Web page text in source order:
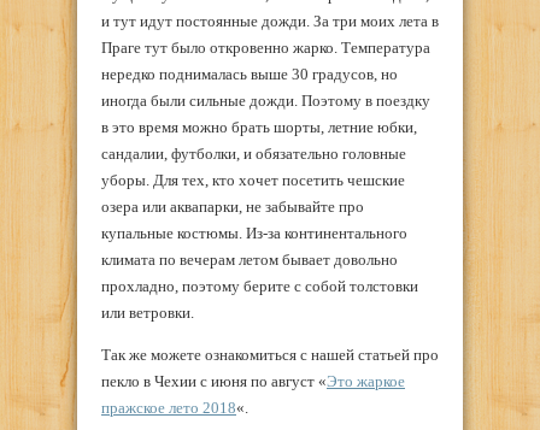
и тут идут постоянные дожди. За три моих лета в
Праге тут было откровенно жарко. Температура
нередко поднималась выше 30 градусов, но
иногда были сильные дожди. Поэтому в поездку
в это время можно брать шорты, летние юбки,
сандалии, футболки, и обязательно головные
уборы. Для тех, кто хочет посетить чешские
озера или аквапарки, не забывайте про
купальные костюмы. Из-за континентального
климата по вечерам летом бывает довольно
прохладно, поэтому берите с собой толстовки
или ветровки.
Так же можете ознакомиться с нашей статьей про
пекло в Чехии с июня по август «Это жаркое
пражское лето 2018«.